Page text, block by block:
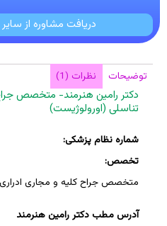
دریافت مشاوره از
توضیحات نظرات (1)
دکتر رامین هنرمند- متخصص
تناسلی (اورولوژیست)
شماره نظام پزشکی:
تخصص:
متخصص جراح کلیه و مجاری
آدرس مطب دکتر رامین هنرمند